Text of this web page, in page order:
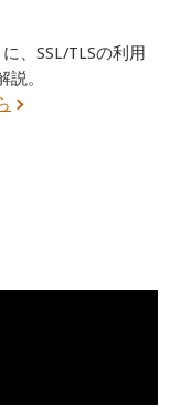
、SSL/TLSの利用
。